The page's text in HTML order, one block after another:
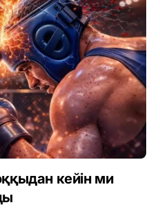
кейін ми